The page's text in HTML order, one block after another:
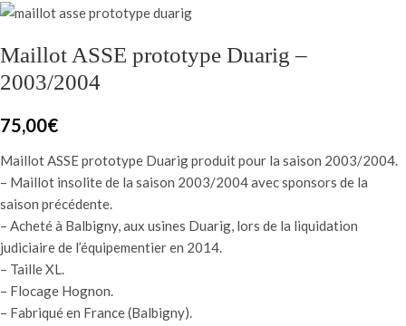
Maillot ASSE prototype Duarig –
2003/2004
75,00€
Maillot ASSE prototype Duarig produit pour la saison 2003/2004.
– Maillot insolite de la saison 2003/2004 avec sponsors de la
saison précédente.
– Acheté à Balbigny, aux usines Duarig, lors de la liquidation
judiciaire de l’équipementier en 2014.
– Taille XL.
– Flocage Hognon.
– Fabriqué en France (Balbigny).